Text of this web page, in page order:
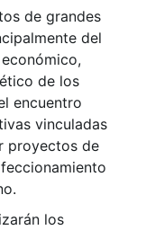
de grandes
del
de los
encuentro
vinculadas
proyectos de
los